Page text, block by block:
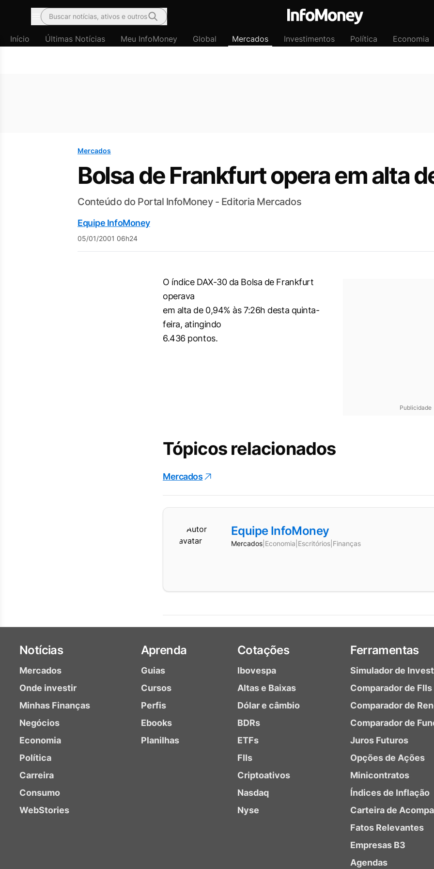
Menu
Buscar notícias, ativos e outros
Início Últimas Notícias Meu InfoMoney Global Mercados Investimentos Política Economia
Mercados
Bolsa de Frankfurt opera em alta
Conteúdo do Portal InfoMoney - Editoria Mercados
Equipe InfoMoney
05/01/2001 06h24
Publicidade
O índice DAX-30 da Bolsa de Frankfurt
operava
em alta de 0,94% às 7:26h desta quinta-
feira, atingindo
6.436 pontos.
Tópicos relacionados
Mercados
Equipe InfoMoney
Mercados Economia Escritórios Finanças
Notícias
Mercados
Onde investir
Minhas Finanças
Negócios
Economia
Política
Carreira
Consumo
WebStories
Aprenda
Guias
Cursos
Perfis
Ebooks
Planilhas
Cotações
Ibovespa
Altas e Baixas
Dólar e câmbio
BDRs
ETFs
FIIs
Criptoativos
Nasdaq
Nyse
Ferramentas
Simulador de
Comparador de FIIs
Comparador de
Comparador de
Juros Futuros
Opções de Ações
Minicontratos
Índices de Inflação
Carteira de
Fatos Relevantes
Empresas B3
Agendas